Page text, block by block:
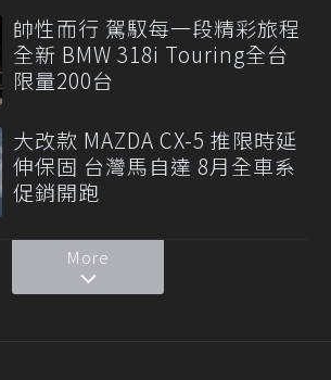
帥性而行 駕馭每一段精彩旅程
全新 BMW 318i Touring全台
限量200台
大改款 MAZDA CX-5 推限時延
伸保固 台灣馬自達 8月全車系
促銷開跑
More